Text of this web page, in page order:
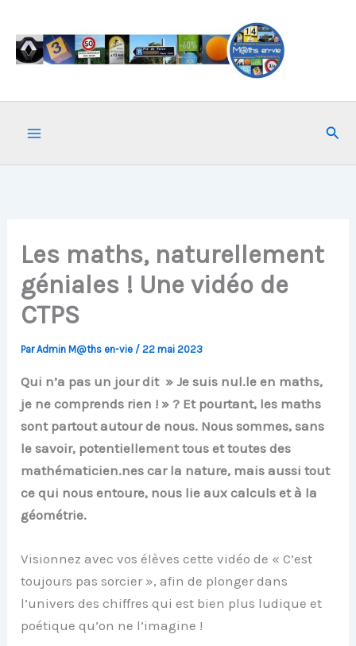
contenu
Les maths, naturellement
géniales ! Une vidéo de
CTPS
ParAdmin M@ths en-vie /22 mai 2023
Qui n’a pas un jour dit » Je suis nul.le en maths,
je ne comprends rien ! » ? Et pourtant, les maths
sont partout autour de nous. Nous sommes, sans
le savoir, potentiellement tous et toutes des
mathématicien.nes car la nature, mais aussi tout
ce qui nous entoure, nous lie aux calculs et à la
géométrie.
Visionnez avec vos élèves cette vidéo de « C’est
toujours pas sorcier », afin de plonger dans
l’univers des chiffres qui est bien plus ludique et
poétique qu’on ne l’imagine !